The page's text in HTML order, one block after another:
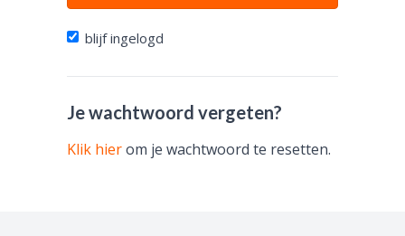
blijf ingelogd
Je wachtwoord vergeten?
Klik hierom je wachtwoord te resetten.